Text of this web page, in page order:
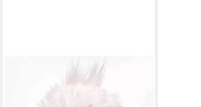
Kuscheltier Pipsy Küken, rosa